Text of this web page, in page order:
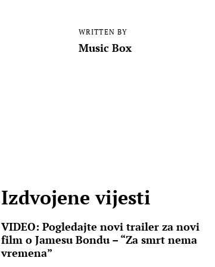
WRITTEN BY
Music Box
Izdvojene vijesti
VIDEO: Pogledajte novi trailer za novi
film o Jamesu Bondu – “Za smrt nema
vremena”